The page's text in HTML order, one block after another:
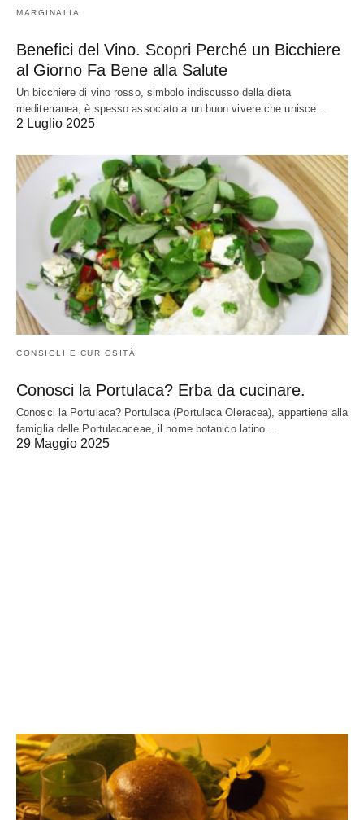
MARGINALIA
Benefici del Vino. Scopri Perché un Bicchiere
al Giorno Fa Bene alla Salute
Un bicchiere di vino rosso, simbolo indiscusso della dieta
mediterranea, è spesso associato a un buon vivere che unisce…
2 Luglio 2025
CONSIGLI E CURIOSITÀ
Conosci la Portulaca? Erba da cucinare.
Conosci la Portulaca? Portulaca (Portulaca Oleracea), appartiene alla
famiglia delle Portulacaceae, il nome botanico latino…
29 Maggio 2025